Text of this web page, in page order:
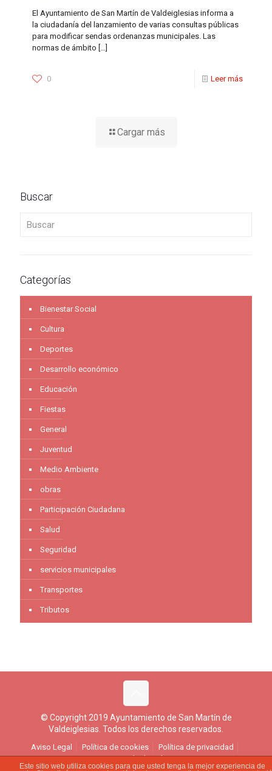
El Ayuntamiento de San Martín de Valdeiglesias informa a
la ciudadanía del lanzamiento de varias consultas públicas
para modificar sendas ordenanzas municipales. Las
normas de ámbito
0 Leer más
Cargar más
Buscar
Categorías
Bienestar Social
Cultura
Deportes
Desarrollo económico
Educación
Fiestas
General
Juventud
Medio Ambiente
obras
Participación Ciudadana
Salud
Seguridad
servicios municipales
Transportes
Tributos
© Copyright 2019 Ayuntamiento de San Martín de
Valdeiglesias. Todos los derechos reservados.
Aviso Legal Política de cookies
Política de privacidad
Ejercicio de derechos
Este sitio web utiliza cookies para que usted tenga la mejor experiencia de